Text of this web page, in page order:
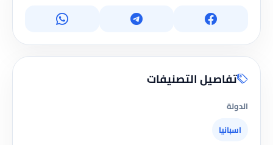
تفاصيل التصنيفات
الدولة
اسبانيا